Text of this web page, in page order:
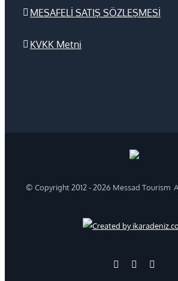
MESAFELİ SATIŞ SÖZLEŞMESİ
KVKK Metni
© Copyright 2012 -2026 Messad Tourism
Created
Facebook